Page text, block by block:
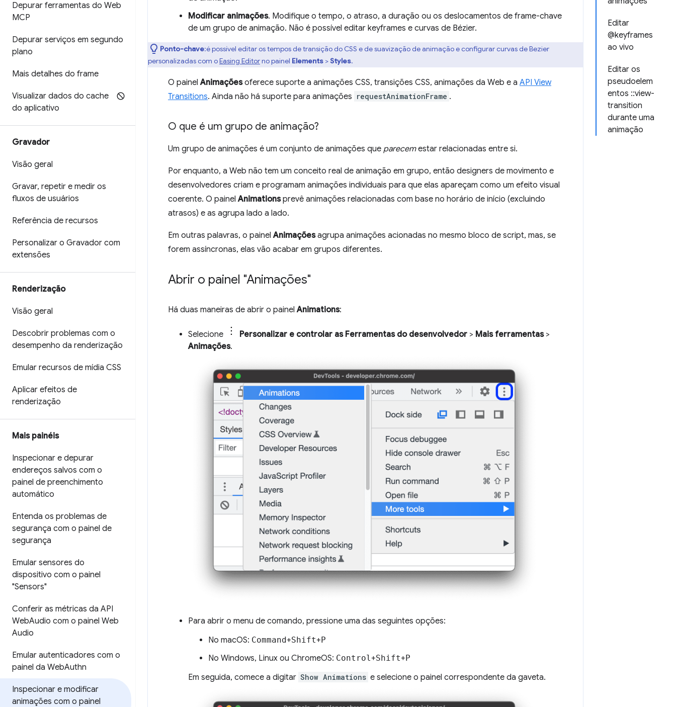
Depurar ferramentas do Web
MCP
Depurar serviços em segundo
plano
Mais detalhes do frame
Visualizar dados do cache
do aplicativo
Gravador
Visão geral
Gravar, repetir e medir os
fluxos de usuários
Referência de recursos
Personalizar o Gravador com
extensões
Renderização
Visão geral
Descobrir problemas com o
desempenho da renderização
Emular recursos de mídia CSS
Aplicar efeitos de
renderização
Mais painéis
Inspecionar e depurar
endereços salvos com o
painel de preenchimento
automático
Entenda os problemas de
segurança com o painel de
segurança
Emular sensores do
dispositivo com o painel
"Sensors"
Conferir as métricas da API
WebAudio com o painel Web
Audio
Emular autenticadores com o
painel da WebAuthn
Inspecionar e modificar
animações com o painel
Editar
@keyframes
ao vivo
Editar os
pseudoelem
entos ::view-
transition
durante uma
animação
Modificar animações. Modifique o tempo, o atraso, a duração ou os deslocamentos de frame-chave
de um grupo de animação. Não é possível editar keyframes e curvas de Bézier.
Ponto-chave:é possível editar os tempos de transição do CSS e de suavização de animação e configurar curvas de Bezier
personalizadas com oEasing Editorno painel Elements >Styles.
O painelAnimaçõesoferece suporte a animações CSS, transições CSS, animações da Web e a API View
Transitions. Ainda não há suporte para animações requestAnimationFrame .
O que é um grupo de animação?
Um grupo de animações é um conjunto de animações que parecemestar relacionadas entre si.
Por enquanto, a Web não tem um conceito real de animação em grupo, então designers de movimento e
desenvolvedores criam e programam animações individuais para que elas apareçam como um efeito visual
coerente. O painelAnimationsprevê animações relacionadas com base no horário de início (excluindo
atrasos) e as agrupa lado a lado.
Em outras palavras, o painelAnimaçõesagrupa animações acionadas no mesmo bloco de script, mas, se
forem assíncronas, elas vão acabar em grupos diferentes.
Abrir o painel "Animações"
Há duas maneiras de abrir o painelAnimations:
Selecione Personalizar e controlar as Ferramentas do desenvolvedor > Mais ferramentas>
Animações.
Para abrir o menu de comando, pressione uma das seguintes opções:
No macOS: Command+Shift+P
No Windows, Linux ou ChromeOS: Control +Shift+P
Em seguida, comece a digitar Show Animations e selecione o painel correspondente da gaveta.